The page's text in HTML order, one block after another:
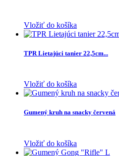
Vložiť do košíka
TPR Lietajúci tanier 22,5cm...
Vložiť do košíka
Gumený kruh na snacky červená
Vložiť do košíka